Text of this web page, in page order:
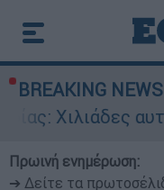
BREAKING
αυτοκίνητα
Πρωινή ενημέρωση:
➔ Δείτε τα